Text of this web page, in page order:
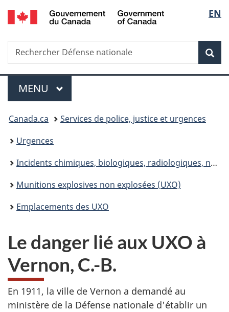
Passer
au
principal
Passer
à
Au
du
Passer
à
version
simplifiée
de
la
EN
Recherche
Rechercher
Défense
Menu
MENU PRINCIPAL
Vous
êtes
ici :
Canada.ca
Services de police, justice et urgences
Urgences
Incidents chimiques, biologiques, radiologiques, nucléaires et à l'explosif
Munitions explosives non explosées (UXO)
Emplacements des UXO
Le danger lié aux UXO à
Vernon, C.-B.
En 1911, la ville de Vernon a demandé au
ministère de la Défense nationale d'établir un